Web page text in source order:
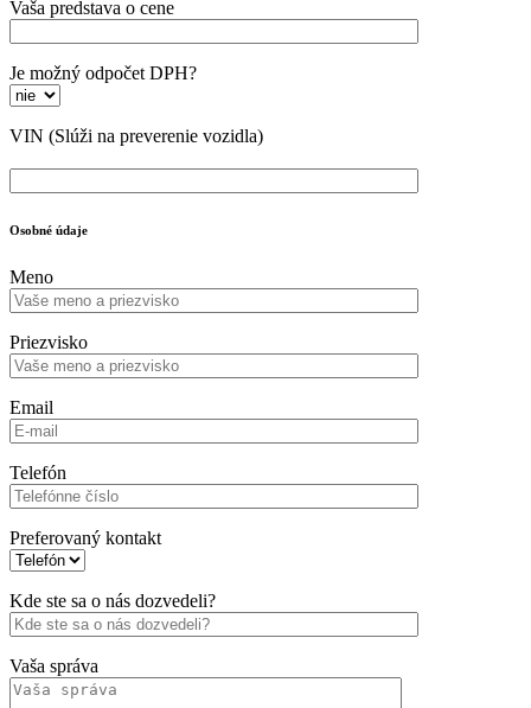
Vaša predstava o cene
Je možný odpočet DPH?
VIN (Slúži na preverenie vozidla)
Osobné údaje
Meno
Priezvisko
Email
Telefón
Preferovaný kontakt
Kde ste sa o nás dozvedeli?
Vaša správa